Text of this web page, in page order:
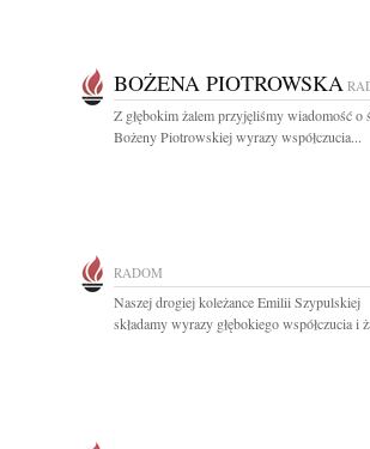
BOŻENA PIOTROWSKA
Z głębokim żalem przyjęliśmy wiadomość o
Bożeny Piotrowskiej wyrazy współczucia...
RADOM
Naszej drogiej koleżance Emilii Szypulskiej
składamy wyrazy głębokiego współczucia i